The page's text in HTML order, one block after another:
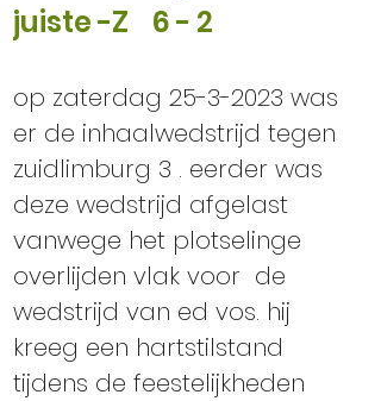
juiste -Z    6 - 2
op zaterdag 25-3-2023 was
er de inhaalwedstrijd tegen
zuidlimburg 3 . eerder was
deze wedstrijd afgelast
vanwege het plotselinge
overlijden vlak voor  de
wedstrijd van ed vos. hij
kreeg een hartstilstand
tijdens de feestelijkheden